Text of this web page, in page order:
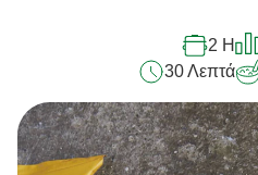
2 H
30 Λεπτά